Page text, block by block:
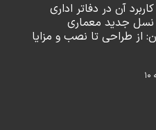
آن در دفاتر اداری
جدید معماری
طراحی تا نصب و مزایا